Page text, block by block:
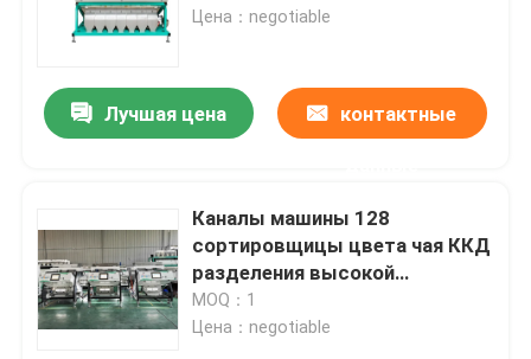
Цена：negotiable
Лучшая цена контактные
Каналы машины 128
сортировщицы цвета чая ККД
разделения высокой
эффективности
MOQ：1
Цена：negotiable